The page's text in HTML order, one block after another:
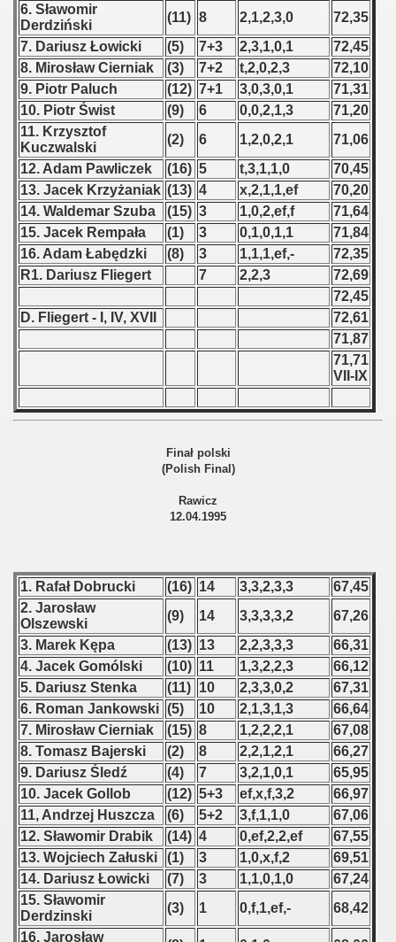
6. Sławomir
Derdziński
(11) 8 2,1,2,3,0
72,35
7. Dariusz Łowicki
(5) 7+3 2,3,1,0,1
72,45
8. Mirosław Cierniak
(3) 7+2 t,2,0,2,3
72,10
9. Piotr Paluch
(12) 7+1 3,0,3,0,1
71,31
10. Piotr Świst
(9) 6 0,0,2,1,3
71,20
11. Krzysztof
Kuczwalski
(2) 6 1,2,0,2,1
71,06
12. Adam Pawliczek
(16) 5 t,3,1,1,0
70,45
13. Jacek Krzyżaniak (13) 4 x,2,1,1,ef
70,20
14. Waldemar Szuba
(15) 3 1,0,2,ef,f
71,64
15. Jacek Rempała
(1) 3 0,1,0,1,1
71,84
16. Adam Łabędzki
(8) 3 1,1,1,ef,-
72,35
R1. Dariusz Fliegert
7 2,2,3
72,69
72,45
D. Fliegert - I, IV, XVII
72,61
71,87
71,71
VII-IX
Finał polski
(Polish Final)
Rawicz
12.04.1995
1. Rafał Dobrucki (16) 14 3,3,2,3,3
67,45
2. Jarosław
Olszewski
(9) 14 3,3,3,3,2
67,26
3. Marek Kępa
(13) 13 2,2,3,3,3
66,31
4. Jacek Gomólski
(10) 11 1,3,2,2,3
66,12
5. Dariusz Stenka
(11) 10 2,3,3,0,2
67,31
6. Roman Jankowski (5) 10 2,1,3,1,3
66,64
7. Mirosław Cierniak
(15) 8 1,2,2,2,1
67,08
8. Tomasz Bajerski
(2) 8 2,2,1,2,1
66,27
9. Dariusz Śledź
(4) 7 3,2,1,0,1
65,95
10. Jacek Gollob
(12) 5+3 ef,x,f,3,2
66,97
11, Andrzej Huszcza
(6) 5+2 3,f,1,1,0
67,06
12. Sławomir Drabik
(14) 4 0,ef,2,2,ef
67,55
13. Wojciech Załuski
(1) 3 1,0,x,f,2
69,51
14. Dariusz Łowicki
(7) 3 1,1,0,1,0
67,24
15. Sławomir
Derdzinski
(3) 1 0,f,1,ef,-
68,42
16. Jarosław
- 1962
- 1963
- 1964
- 1965
- 1966
- 1967
- 1968
- 1969
- 1970
1984
1986